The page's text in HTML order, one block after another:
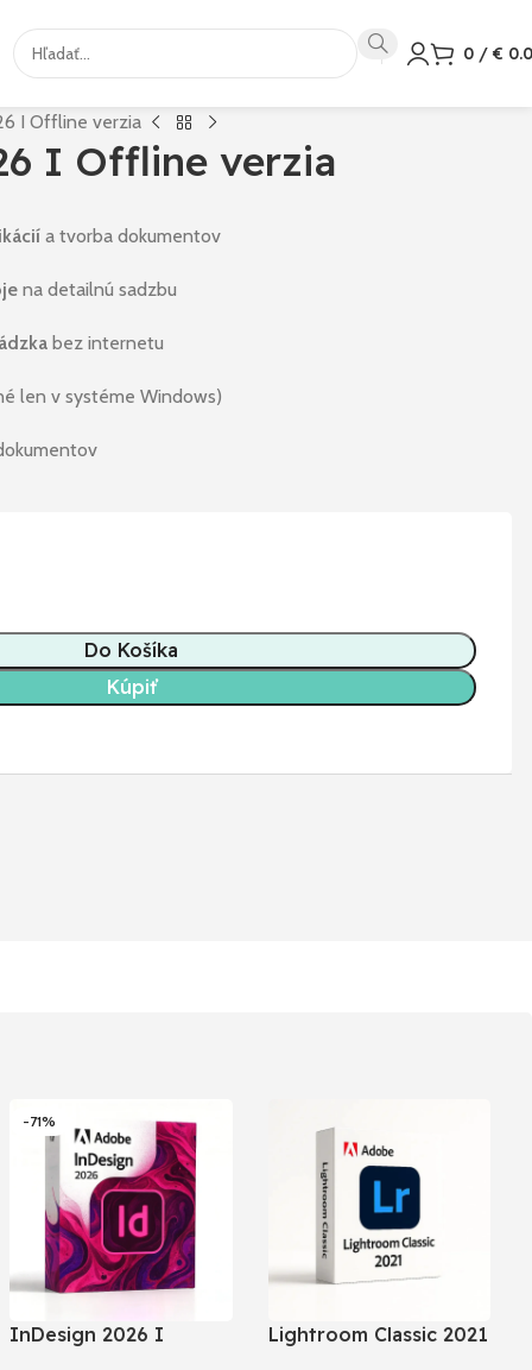
0 / €
I Offline verzia
I Offline verzia
a tvorba dokumentov
na detailnú sadzbu
bez internetu
len v systéme Windows)
Do Košíka
Kúpiť
-71%
InDesign 2026 I
Lightroom Classic 2021